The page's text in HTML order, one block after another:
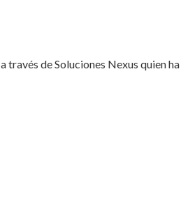
de Soluciones Nexus quien ha